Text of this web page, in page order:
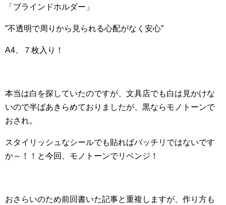
「ブラインドホルダー」
”不透明で周りから見られる心配がなく安心”
A4、７枚入り！
本当は白を探していたのですが、文具店でも白は見かけな
いので半ばあきらめておりましたが、黒ならモノトーンで
おされ。
スタイリッシュなシールでも貼ればバッチリではないです
か～！！と今回、モノトーンでリベンジ！
おさらいのため前回書いた記事と重複しますが、作り方も